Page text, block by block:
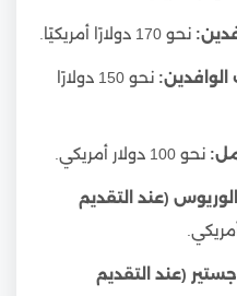
نحو 170 دولارًا أمريكيًا.
نحو 150 دولارًا
نحو 100 دولار أمريكي.
(عند التقديم
(عند التقديم